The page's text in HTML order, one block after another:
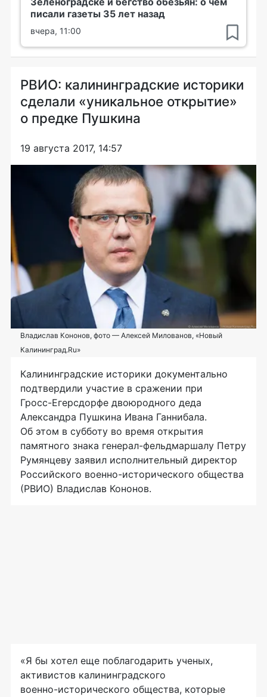
писали газеты 35 лет назад
вчера, 11:00
РВИО: калининградские историки
сделали «уникальное открытие»
о предке Пушкина
19 августа 2017, 14:57
Владислав Кононов, фото — Алексей Милованов, «Новый
Калининград.Ru»
Калининградские историки документально
подтвердили участие в сражении при
Гросс-Егерсдорфе двоюродного деда
Александра Пушкина Ивана Ганнибала.
Об этом в субботу во время открытия
памятного знака генерал-фельдмаршалу Петру
Румянцеву заявил исполнительный директор
Российского военно-исторического общества
(РВИО) Владислав Кононов.
«Я бы хотел еще поблагодарить ученых,
активистов калининградского
военно-исторического общества, которые